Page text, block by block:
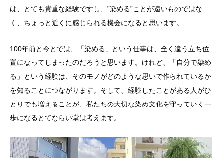
は、とても貴重な経験ですし、”染める”ことが遠いものではな
く、ちょっと近くに感じられる機会になると思います。
100年前と今とでは、「染める」という仕事は、全く違う立ち位
置になってしまったのだろうと思います。けれど、「自分で染め
る」という経験は、そのモノがどのような思いで作られているか
を知ることにつながります。そして、経験したことがある人がひ
とりでも増えることが、私たちの大切な染め文化を守っていく一
歩になるとてならい堂は考えます。